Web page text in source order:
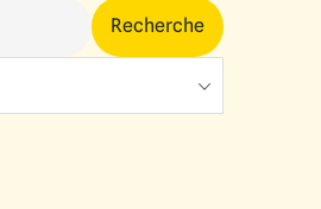
Recherche